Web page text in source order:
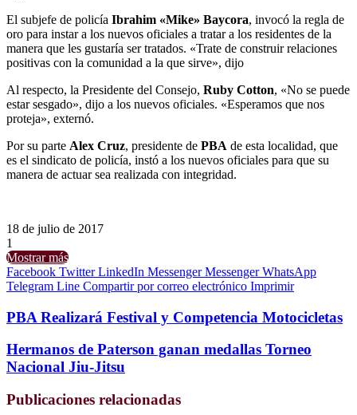
El subjefe de policía Ibrahim «Mike» Baycora, invocó la regla de
oro para instar a los nuevos oficiales a tratar a los residentes de la
manera que les gustaría ser tratados. «Trate de construir relaciones
positivas con la comunidad a la que sirve», dijo
Al respecto, la Presidente del Consejo, Ruby Cotton, «No se puede
estar sesgado», dijo a los nuevos oficiales. «Esperamos que nos
proteja», externó.
Por su parte Alex Cruz, presidente de PBA de esta localidad, que
es el sindicato de policía, instó a los nuevos oficiales para que su
manera de actuar sea realizada con integridad.
18 de julio de 2017
1
Mostrar más
Facebook Twitter LinkedIn Messenger Messenger WhatsApp
Telegram Line Compartir por correo electrónico Imprimir
PBA Realizará Festival y Competencia Motocicletas
Hermanos de Paterson ganan medallas Torneo
Nacional Jiu-Jitsu
Publicaciones relacionadas